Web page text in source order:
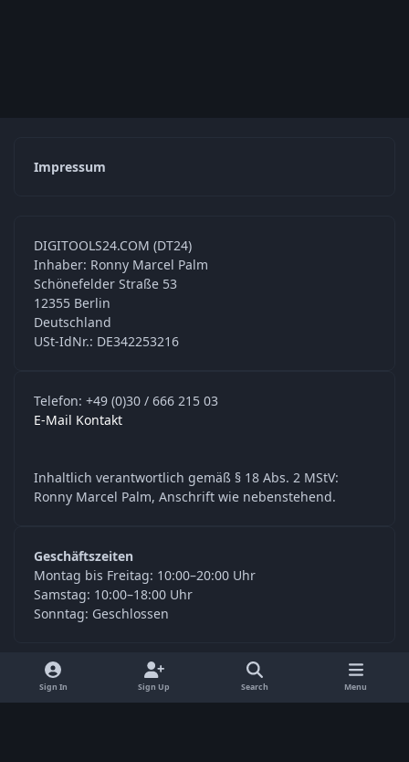
Impressum
DIGITOOLS24.COM (DT24)
Inhaber: Ronny Marcel Palm
Schönefelder Straße 53
12355 Berlin
Deutschland
USt-IdNr.: DE342253216
Telefon: +49 (0)30 / 666 215 03
E-Mail Kontakt
Inhaltlich verantwortlich gemäß § 18 Abs. 2 MStV:
Ronny Marcel Palm, Anschrift wie nebenstehend.
Geschäftszeiten
Montag bis Freitag: 10:00–20:00 Uhr
Samstag: 10:00–18:00 Uhr
Sonntag: Geschlossen
o
f
a
Sign In Sign Up Search Menu